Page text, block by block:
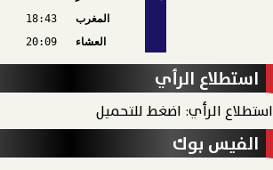
المغرب
18:43
العشاء
20:09
استطلاع الرأي
استطلاع الرأي: اضغط للتحميل
الفيس بوك